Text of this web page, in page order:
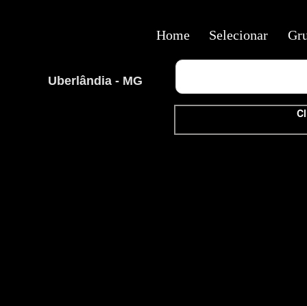
Uberlândia - MG
Home Selecionar